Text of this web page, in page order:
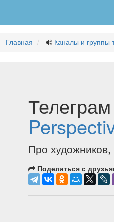
Главная Каналы и группы
Про художников,
Поделиться с